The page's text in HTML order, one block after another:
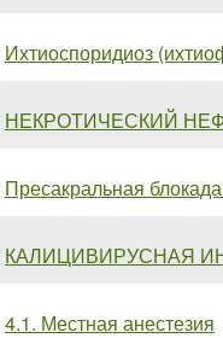
Ихтиоспоридиоз
НЕКРОТИЧЕСКИЙ
Пресакральная
КАЛИЦИВИРУСНАЯ
4.1. Местная анестезия